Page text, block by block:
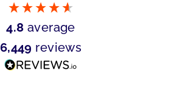
4.8 average
6,449 reviews